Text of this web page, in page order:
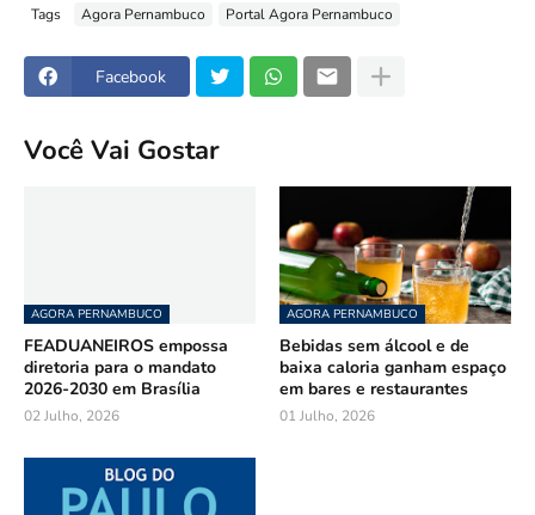
Tags Agora Pernambuco Portal Agora Pernambuco
Facebook
Você Vai Gostar
AGORA PERNAMBUCO
FEADUANEIROS empossa
diretoria para o mandato
2026-2030 em Brasília
02 Julho, 2026
AGORA PERNAMBUCO
Bebidas sem álcool e de
baixa caloria ganham espaço
em bares e restaurantes
01 Julho, 2026